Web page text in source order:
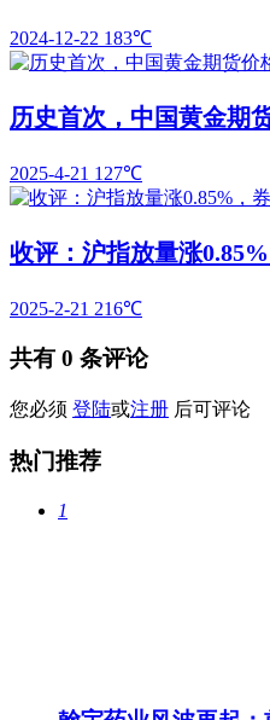
2024-12-22 183℃
历史首次，中国黄金期
2025-4-21 127℃
收评：沪指放量涨
2025-2-21 216℃
共有 0 条评论
您必须 登陆或注册 后可评论
热门推荐
1